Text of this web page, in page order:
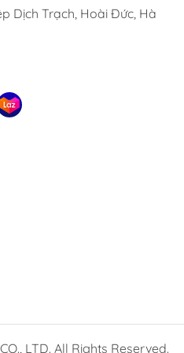
UP 6/BOTTOM6
Dịch Trạch, Hoài Đức, Hà
LTD. All Rights Reserved.